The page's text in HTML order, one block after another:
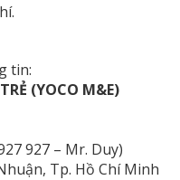
tin:
(YOCO M&E)
927 – Mr. Duy)
Tp. Hồ Chí Minh